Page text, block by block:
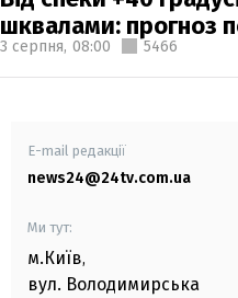
шквалами: прогноз
3 серпня, 08:00 5466
E-mail редакції
news24@24tv.com.ua
Ми тут:
м.Київ,
вул. Володимирська